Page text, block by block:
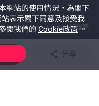
分享
Agency Limited 版權所
網站的使用情況，為閣下
表示閣下同意及接受我
閱我們的Cookie政策。